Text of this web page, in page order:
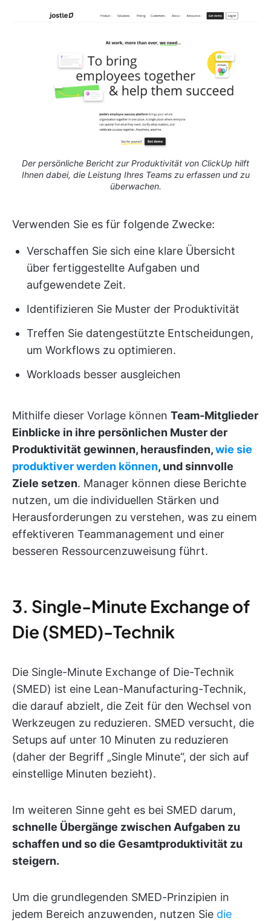
Der persönliche Bericht zur Produktivität von ClickUp hilft
Ihnen dabei, die Leistung Ihres Teams zu erfassen und zu
überwachen.
Verwenden Sie es für folgende Zwecke:
Verschaffen Sie sich eine klare Übersicht
über fertiggestellte Aufgaben und
aufgewendete Zeit.
Identifizieren Sie Muster der Produktivität
Treffen Sie datengestützte Entscheidungen,
um Workflows zu optimieren.
Workloads besser ausgleichen
Mithilfe dieser Vorlage können Team-Mitglieder
Einblicke in ihre persönlichen Muster der
Produktivität gewinnen, herausfinden,wie sie
produktiver werden können, und sinnvolle
Ziele setzen. Manager können diese Berichte
nutzen, um die individuellen Stärken und
Herausforderungen zu verstehen, was zu einem
effektiveren Teammanagement und einer
besseren Ressourcenzuweisung führt.
3. Single-Minute Exchange of
Die (SMED)-Technik
Die Single-Minute Exchange of Die-Technik
(SMED) ist eine Lean-Manufacturing-Technik,
die darauf abzielt, die Zeit für den Wechsel von
Werkzeugen zu reduzieren. SMED versucht, die
Setups auf unter 10 Minuten zu reduzieren
(daher der Begriff „Single Minute“, der sich auf
einstellige Minuten bezieht).
Im weiteren Sinne geht es bei SMED darum,
schnelle Übergänge zwischen Aufgaben zu
schaffen und so die Gesamtproduktivität zu
steigern.
Um die grundlegenden SMED-Prinzipien in
jedem Bereich anzuwenden, nutzen Sie die